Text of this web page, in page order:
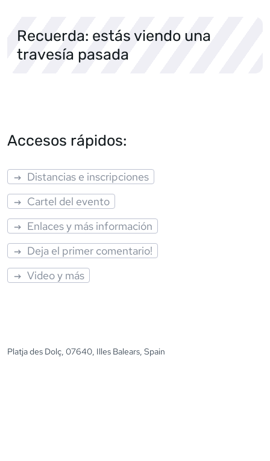
Recuerda: estás viendo una
travesía pasada
Accesos rápidos:
Distancias e inscripciones
Cartel del evento
Enlaces y más información
Deja el primer comentario!
Video y más
Platja des Dolç, 07640, Illes Balears, Spain